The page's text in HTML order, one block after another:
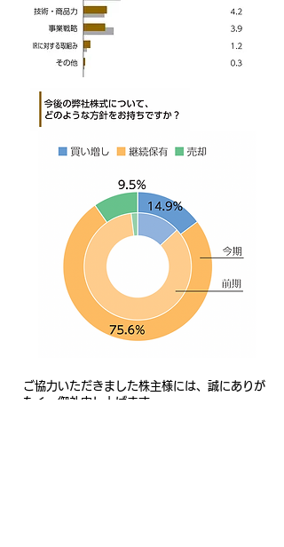
ご協力いただきました株主様には、誠にありが
たく、御礼申し上げます。